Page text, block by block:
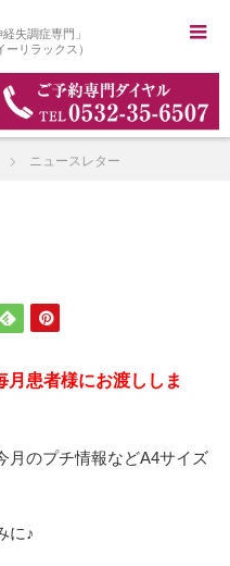
失調症専門」
リラックス）
ニュースレター
月患者様にお渡ししま
月のプチ情報などA4サイズ
に♪